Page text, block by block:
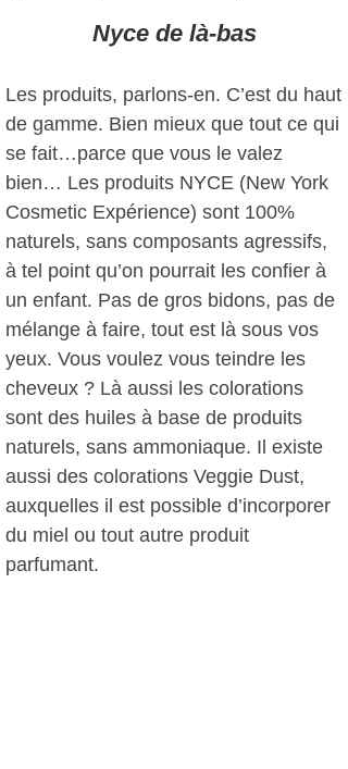
Nyce de là-bas
Les produits, parlons-en. C’est du haut
de gamme. Bien mieux que tout ce qui
se fait…parce que vous le valez
bien… Les produits NYCE (New York
Cosmetic Expérience) sont 100%
naturels, sans composants agressifs,
à tel point qu’on pourrait les confier à
un enfant. Pas de gros bidons, pas de
mélange à faire, tout est là sous vos
yeux. Vous voulez vous teindre les
cheveux ? Là aussi les colorations
sont des huiles à base de produits
naturels, sans ammoniaque. Il existe
aussi des colorations Veggie Dust,
auxquelles il est possible d’incorporer
du miel ou tout autre produit
parfumant.